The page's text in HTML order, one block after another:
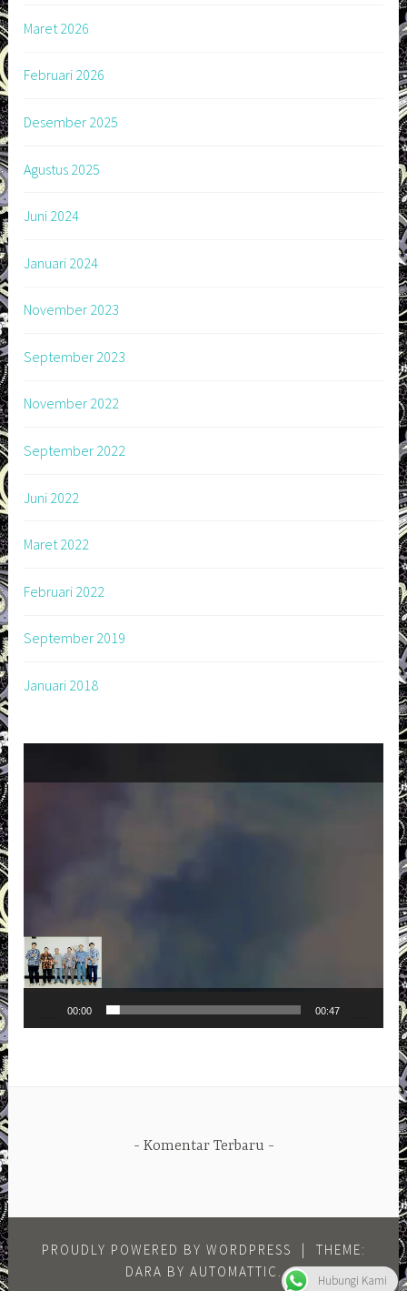
Maret 2026
Februari 2026
Desember 2025
Agustus 2025
Juni 2024
Januari 2024
November 2023
September 2023
November 2022
September 2022
Juni 2022
Maret 2022
Februari 2022
September 2019
Januari 2018
00:00 00:47
Komentar Terbaru
PROUDLY POWERED BY WORDPRESS |
THEME:
DARA BY AUTOMATTIC
Hubungi Kami